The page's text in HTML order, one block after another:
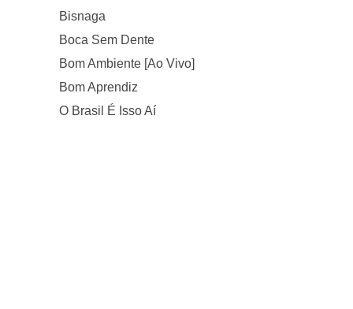
Bisnaga
Boca Sem Dente
Bom Ambiente [Ao Vivo]
Bom Aprendiz
O Brasil É Isso Aí